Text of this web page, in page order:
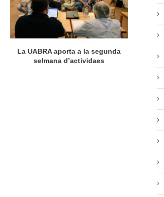
La UABRA aporta a la segunda
selmana d’actividaes